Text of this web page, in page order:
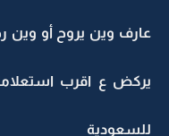
عارف وين يروح أو وين
يركض ع اقرب
للسعودية